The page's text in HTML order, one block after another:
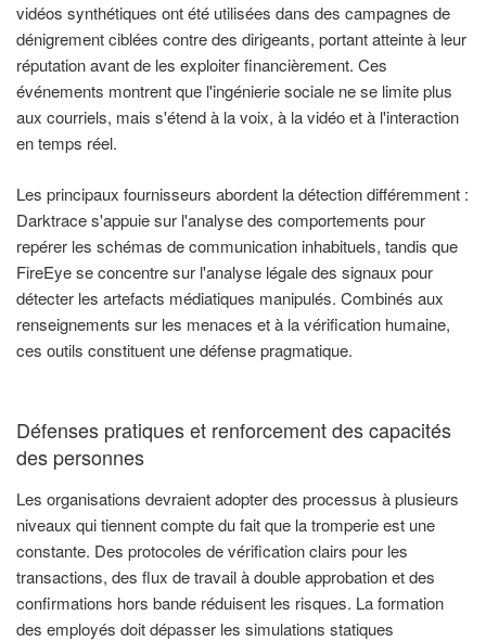
vidéos synthétiques ont été utilisées dans des campagnes de
dénigrement ciblées contre des dirigeants, portant atteinte à leur
réputation avant de les exploiter financièrement. Ces
événements montrent que l'ingénierie sociale ne se limite plus
aux courriels, mais s'étend à la voix, à la vidéo et à l'interaction
en temps réel.
Les principaux fournisseurs abordent la détection différemment :
Darktrace s'appuie sur l'analyse des comportements pour
repérer les schémas de communication inhabituels, tandis que
FireEye se concentre sur l'analyse légale des signaux pour
détecter les artefacts médiatiques manipulés. Combinés aux
renseignements sur les menaces et à la vérification humaine,
ces outils constituent une défense pragmatique.
Défenses pratiques et renforcement des capacités
des personnes
Les organisations devraient adopter des processus à plusieurs
niveaux qui tiennent compte du fait que la tromperie est une
constante. Des protocoles de vérification clairs pour les
transactions, des flux de travail à double approbation et des
confirmations hors bande réduisent les risques. La formation
des employés doit dépasser les simulations statiques